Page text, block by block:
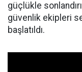
güçlükle
güvenlik ekipleri
başlatıldı.